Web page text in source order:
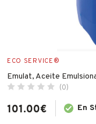
ECO SERVICE®
Emulat, Aceite
(0)
101.00€ En